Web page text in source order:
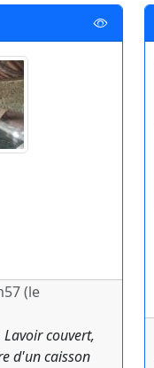
(le
couvert,
d'un caisson